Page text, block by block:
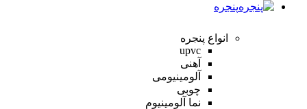
پنجره
انواع پنجره
upvc
آهنی
آلومینیومی
چوبی
نما آلومینیوم